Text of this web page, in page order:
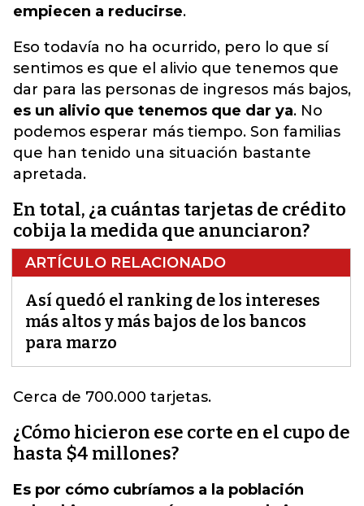
empiecen a reducirse.
Eso todavía no ha ocurrido, pero lo que sí
sentimos es que el alivio que tenemos que
dar para las personas de ingresos más bajos,
es un alivio que tenemos que dar ya. No
podemos esperar más tiempo. Son familias
que han tenido una situación bastante
apretada.
En total, ¿a cuántas tarjetas de crédito
cobija la medida que anunciaron?
ARTÍCULO RELACIONADO
Así quedó el ranking de los intereses
más altos y más bajos de los bancos
para marzo
Cerca de 700.000 tarjetas.
¿Cómo hicieron ese corte en el cupo de
hasta $4 millones?
Es por cómo cubríamos a la población